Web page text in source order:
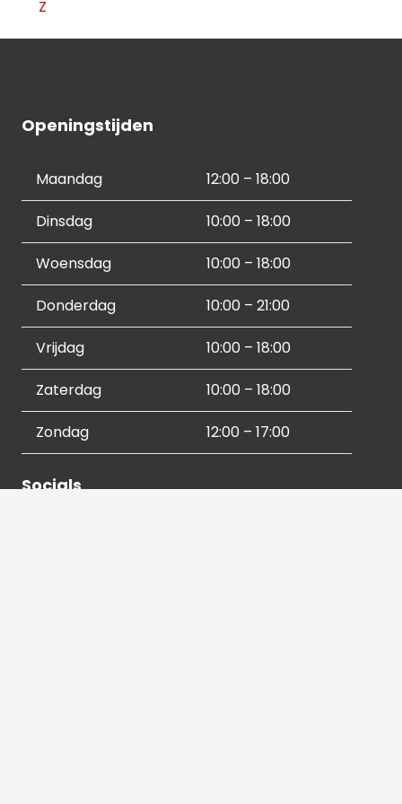
Z
Openingstijden
Maandag 12:00 – 18:00
Dinsdag 10:00 – 18:00
Woensdag 10:00 – 18:00
Donderdag 10:00 – 21:00
Vrijdag 10:00 – 18:00
Zaterdag 10:00 – 18:00
Zondag 12:00 – 17:00
Socials